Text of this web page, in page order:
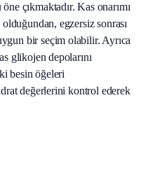
çıkmaktadır. Kas onarımı
egzersiz sonrası
bir seçim olabilir. Ayrıca
glikojen depolarını
besin öğeleri
değerlerini kontrol ederek